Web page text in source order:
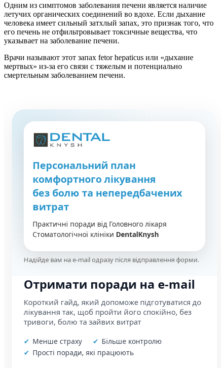
Одним из симптомов заболевания печени является наличие
летучих органических соединений во вдохе. Если дыхание
человека имеет сильный затхлый запах, это признак того, что
его печень не отфильтровывает токсичные вещества, что
указывает на заболевание печени.
Врачи называют этот запах fetor hepaticus или «дыхание
мертвых» из-за его связи с тяжелым и потенциально
смертельным заболеванием печени.
Персональний план
комфортного лікування
без болю та непередбачених
витрат
Практичні поради від Головного лікаря
Стоматологічної клініки DentalKnysh
Надійде вам на e-mail одразу після відправлення форми.
Отримати поради на e-mail
Короткий гайд, який допоможе підготуватися до
лікування так, щоб пройти його спокійно, без
тривоги, болю та зайвих витрат
Менше страху
Більше контролю
Прості поради, які працюють